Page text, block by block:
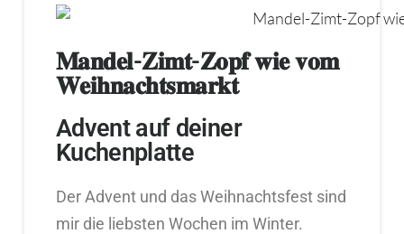
𝐌𝐚𝐧𝐝𝐞𝐥-𝐙𝐢𝐦𝐭-𝐙𝐨𝐩𝐟 𝐰𝐢𝐞 𝐯𝐨𝐦
𝐖𝐞𝐢𝐡𝐧𝐚𝐜𝐡𝐭𝐬𝐦𝐚𝐫𝐤𝐭
Advent auf deiner
Kuchenplatte
Der Advent und das Weihnachtsfest sind
mir die liebsten Wochen im Winter.